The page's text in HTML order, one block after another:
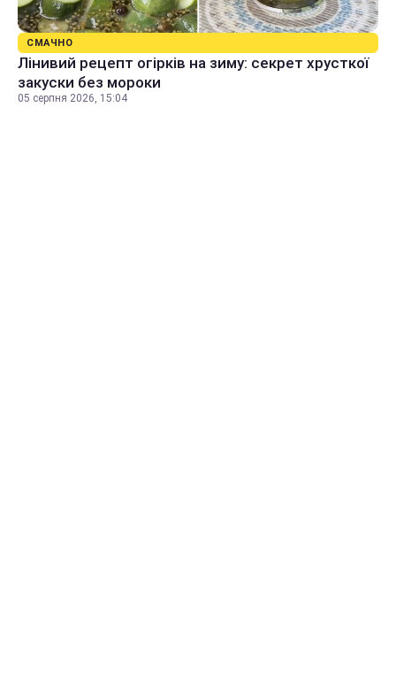
СМАЧНО
Лінивий рецепт огірків на зиму: секрет хрусткої
закуски без мороки
05 серпня 2026, 15:04